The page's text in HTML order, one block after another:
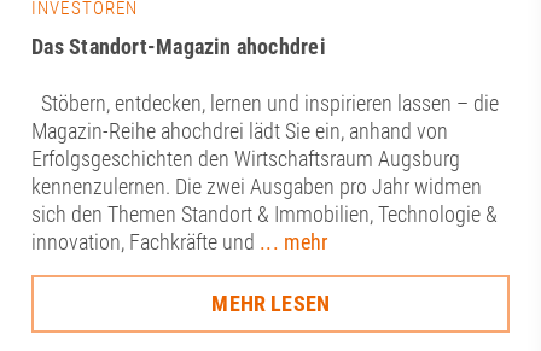
INVESTOREN
Das Standort-Magazin ahochdrei
Stöbern, entdecken, lernen und inspirieren lassen – die
Magazin-Reihe ahochdrei lädt Sie ein, anhand von
Erfolgsgeschichten den Wirtschaftsraum Augsburg
kennenzulernen. Die zwei Ausgaben pro Jahr widmen
sich den Themen Standort & Immobilien, Technologie &
innovation, Fachkräfte und ... mehr
MEHR LESEN